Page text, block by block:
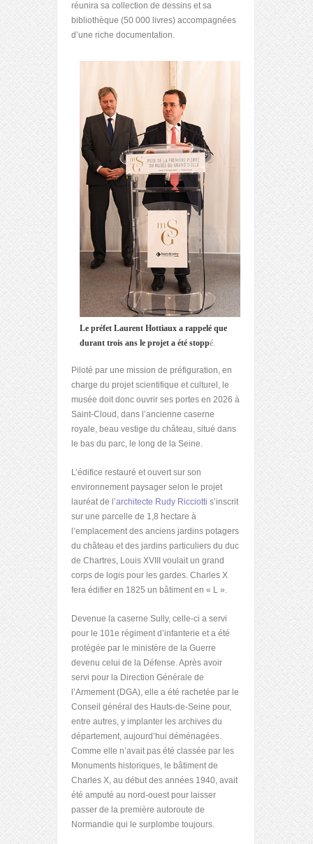
réunira sa collection de dessins et sa
bibliothèque (50 000 livres) accompagnées
d’une riche documentation.
Le préfet Laurent Hottiaux a rappelé que
durant trois ans le projet a été stoppé.
Piloté par une mission de préfiguration, en
charge du projet scientifique et culturel, le
musée doit donc ouvrir ses portes en 2026 à
Saint-Cloud, dans l’ancienne caserne
royale, beau vestige du château, situé dans
le bas du parc, le long de la Seine.
L’édifice restauré et ouvert sur son
environnement paysager selon le projet
lauréat de l’architecte Rudy Ricciotti s’inscrit
sur une parcelle de 1,8 hectare à
l’emplacement des anciens jardins potagers
du château et des jardins particuliers du duc
de Chartres, Louis XVIII voulait un grand
corps de logis pour les gardes. Charles X
fera édifier en 1825 un bâtiment en « L ».
Devenue la caserne Sully, celle-ci a servi
pour le 101e régiment d’infanterie et a été
protégée par le ministère de la Guerre
devenu celui de la Défense. Après avoir
servi pour la Direction Générale de
l’Armement (DGA), elle a été rachetée par le
Conseil général des Hauts-de-Seine pour,
entre autres, y implanter les archives du
département, aujourd’hui déménagées.
Comme elle n’avait pas été classée par les
Monuments historiques, le bâtiment de
Charles X, au début des années 1940, avait
été amputé au nord-ouest pour laisser
passer de la première autoroute de
Normandie qui le surplombe toujours.